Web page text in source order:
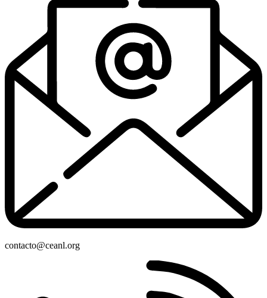
contacto@ceanl.org